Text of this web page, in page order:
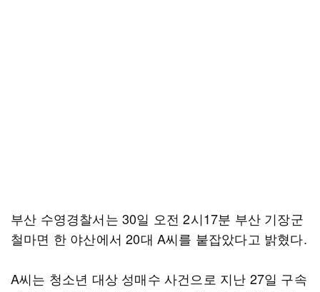
부산 수영경찰서는 30일 오전 2시17분 부산 기장군
철마면 한 야산에서 20대 A씨를 붙잡았다고 밝혔다.
A씨는 청소년 대상 성매수 사건으로 지난 27일 구속